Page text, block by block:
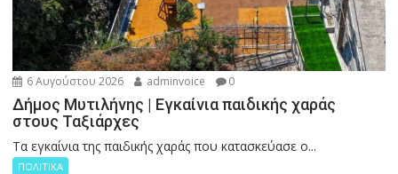
6 Αυγούστου 2026 adminvoice 0
Δήμος Μυτιλήνης | Εγκαίνια παιδικής χαράς
στους Ταξιάρχες
Tα εγκαίνια της παιδικής χαράς που κατασκεύασε ο...
ΠΟΛΙΤΙΚΑ